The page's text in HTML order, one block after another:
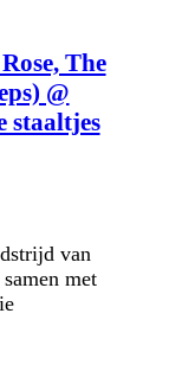
The
@
staaltjes
van
met